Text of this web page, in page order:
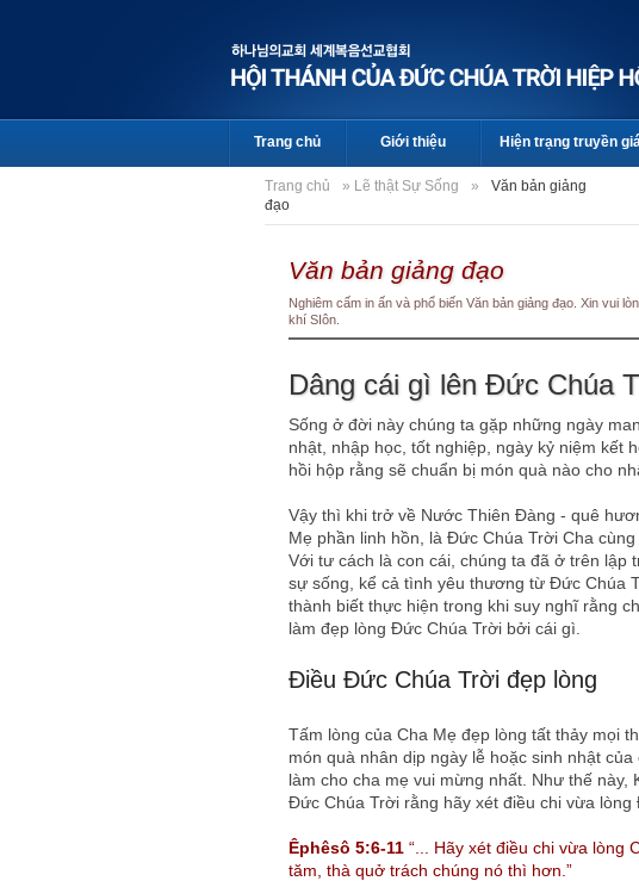
Trang chủ Giới thiệu Hiện trạng truyền
Trang chủ » Lẽ thật Sự Sống »
Văn bản giảng
đạo
Văn bản giảng đạo
Nghiêm cấm in ấn và phổ biến Văn bản giảng đạo. Xin vui
khí SIôn.
Dâng cái gì lên Đức Chúa
Sống ở đời này chúng ta gặp những ngày
nhật, nhập học, tốt nghiệp, ngày kỷ niệm kết
hồi hộp rằng sẽ chuẩn bị món quà nào cho
Vậy thì khi trở về Nước Thiên Đàng - quê
Mẹ phần linh hồn, là Đức Chúa Trời Cha
Với tư cách là con cái, chúng ta đã ở trên lập
sự sống, kể cả tình yêu thương từ Đức Chúa
thành biết thực hiện trong khi suy nghĩ rằng
làm đẹp lòng Đức Chúa Trời bởi cái gì.
Điều Đức Chúa Trời đẹp lòng
Tấm lòng của Cha Mẹ đẹp lòng tất thảy mọi
món quà nhân dịp ngày lễ hoặc sinh nhật
làm cho cha mẹ vui mừng nhất. Như thế này,
Đức Chúa Trời rằng hãy xét điều chi vừa lòng
Êphêsô 5:6-11 “... Hãy xét điều chi vừa lòng
tăm, thà quở trách chúng nó thì hơn.”